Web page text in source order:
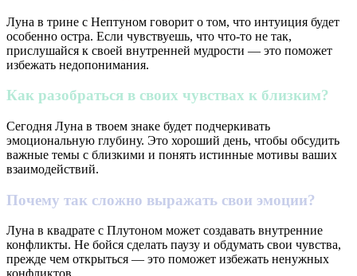
Луна в трине с Нептуном говорит о том, что интуиция будет
особенно остра. Если чувствуешь, что что-то не так,
прислушайся к своей внутренней мудрости — это поможет
избежать недопонимания.
Как разобраться в своих чувствах к близким?
Сегодня Луна в твоем знаке будет подчеркивать
эмоциональную глубину. Это хороший день, чтобы обсудить
важные темы с близкими и понять истинные мотивы ваших
взаимодействий.
Почему так сложно выражать свои эмоции?
Луна в квадрате с Плутоном может создавать внутренние
конфликты. Не бойся сделать паузу и обдумать свои чувства,
прежде чем открыться — это поможет избежать ненужных